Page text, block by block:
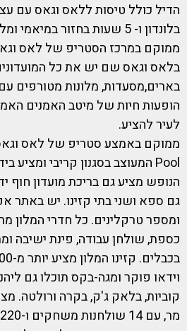
בלונדון ו- 5 שעות בחזור
ממוקם במרכז הסטריפ של לאס
בלאס וגאס שם יש את כל
בארים,מסעדות, מלונות מטורפים
הופעות חיות של מיטב האמנים
לעיר להציע.
הנופש מציע גם בריכת מועדון חוף
גם ספא ושני בתי קזינו. יש באתר
ומספר טרקלינים. כל חדרי המלון
כספת, שולחן עבודה, פינת ישיבה
וידאו פוקר ומגה-בקס תוכלו גם